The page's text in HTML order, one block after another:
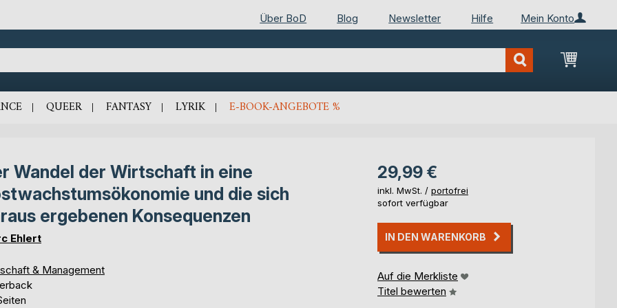
Mein Konto
Über BoD Blog Newsletter Hilfe
Mein
QUEER FANTASY LYRIK E-BOOK-ANGEBOTE %
Wandel der Wirtschaft in eine
und die sich
ergebenen Konsequenzen
Ehlert
& Management
29,99 €
inkl. MwSt. / portofrei
sofort verfügbar
IN DEN WARENKORB
Auf die Merkliste
Titel bewerten